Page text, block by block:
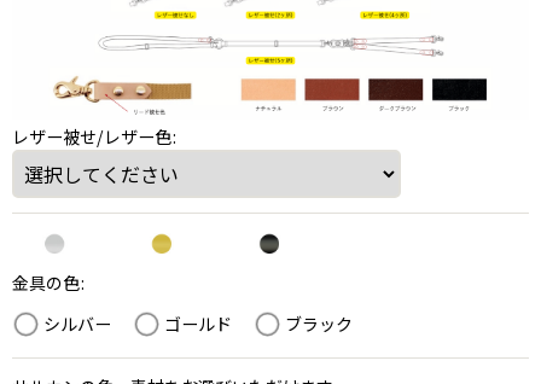
レザー被せ/レザー色:
金具の色:
シルバー
ゴールド ブラック